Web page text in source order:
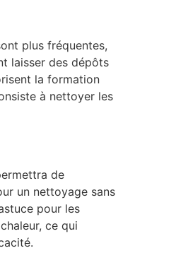
plus fréquentes,
laisser des dépôts
la formation
à nettoyer les
de
un nettoyage sans
pour les
ce qui